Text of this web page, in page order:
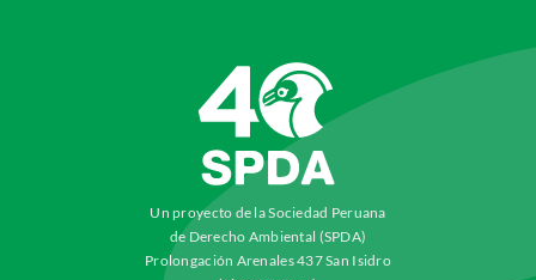
Un proyecto de la Sociedad Peruana
de Derecho Ambiental (SPDA)
Prolongación Arenales 437 San Isidro